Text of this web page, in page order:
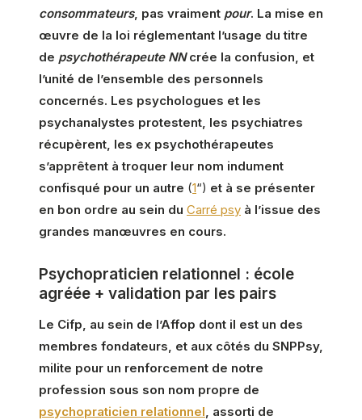
consommateurs, pas vraiment pour. La mise en
œuvre de la loi réglementant l’usage du titre
de psychothérapeute NNcrée la confusion, et
l’unité de l’ensemble des personnels
concernés. Les psychologues et les
psychanalystes protestent, les psychiatres
récupèrent, les ex psychothérapeutes
s’apprêtent à troquer leur nom indument
confisqué pour un autre (1“) et à se présenter
en bon ordre au sein du Carré psy à l’issue des
grandes manœuvres en cours.
Psychopraticien relationnel : école
agréée + validation par les pairs
Le Cifp, au sein de l’Affop dont il est un des
membres fondateurs, et aux côtés du SNPPsy,
milite pour un renforcement de notre
profession sous son nom propre de
psychopraticien relationnel , assorti de